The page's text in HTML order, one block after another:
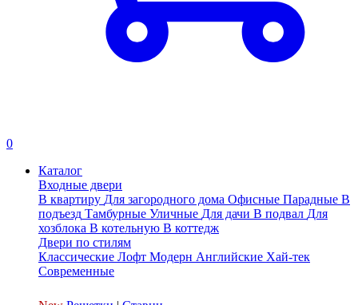
0
Каталог
Входные двери
В квартиру Для загородного дома Офисные Парадные В
подъезд Тамбурные Уличные Для дачи В подвал Для
хозблока В котельную В коттедж
Двери по стилям
Классические Лофт Модерн Английские Хай-тек
Современные